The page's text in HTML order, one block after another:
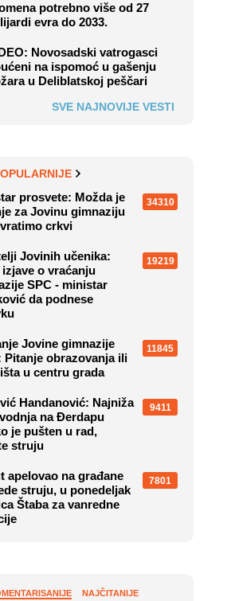
potrebno više od 27
evra do 2033.
Novosadski vatrogasci
na ispomoć u gašenju
u Deliblatskoj peščari
SVE NAJNOVIJE VESTI
prosvete: Možda je
za Jovinu gimnaziju
crkvi
34310
Jovinih učenika:
o vraćanju
SPC - ministar
da podnese
19219
Jovine gimnazije
Pitanje obrazovanja ili
u centru grada
11845
Handanović: Najniža
na Đerdapu
je pušten u rad,
struju
9411
apelovao na građane
struju, u ponedeljak
Štaba za vanredne
7801
NAJČITANIJE